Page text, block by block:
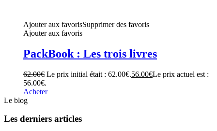
Ajouter aux favorisSupprimer des favoris
Ajouter aux favoris
PackBook : Les trois livres
62.00€ Le prix initial était : 62.00€.56.00€Le prix actuel est :
56.00€.
Acheter
Le blog
Les derniers articles